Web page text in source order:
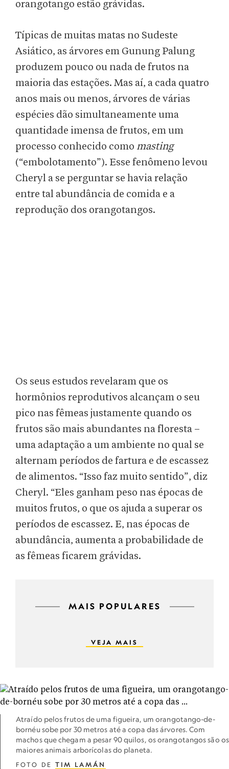
orangotango estão grávidas.
Típicas de muitas matas no Sudeste
Asiático, as árvores em Gunung Palung
produzem pouco ou nada de frutos na
maioria das estações. Mas aí, a cada quatro
anos mais ou menos, árvores de várias
espécies dão simultaneamente uma
quantidade imensa de frutos, em um
processo conhecido como masting
(“embolotamento”). Esse fenômeno levou
Cheryl a se perguntar se havia relação
entre tal abundância de comida e a
reprodução dos orangotangos.
Os seus estudos revelaram que os
hormônios reprodutivos alcançam o seu
pico nas fêmeas justamente quando os
frutos são mais abundantes na floresta –
uma adaptação a um ambiente no qual se
alternam períodos de fartura e de escassez
de alimentos. “Isso faz muito sentido”, diz
Cheryl. “Eles ganham peso nas épocas de
muitos frutos, o que os ajuda a superar os
períodos de escassez. E, nas épocas de
abundância, aumenta a probabilidade de
as fêmeas ficarem grávidas.
MAIS POPULARES
VEJA MAIS
Atraído pelos frutos de uma figueira, um orangotango-de-
bornéu sobe por 30 metros até a copa das árvores. Com
machos que chegam a pesar 90 quilos, os orangotangos são os
maiores animais arborícolas do planeta.
FOTO DE TIM LAMÁN